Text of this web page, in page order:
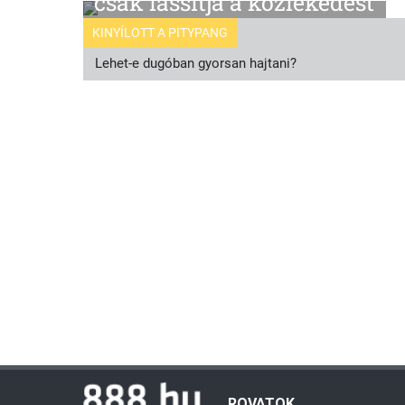
KINYÍLOTT A PITYPANG
Lehet-e dugóban gyorsan hajtani?